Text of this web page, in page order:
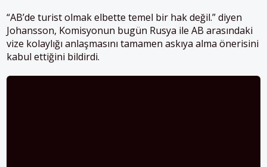
“AB’de turist olmak elbette temel bir hak değil.” diyen
Johansson, Komisyonun bugün Rusya ile AB arasındaki
vize kolaylığı anlaşmasını tamamen askıya alma önerisini
kabul ettiğini bildirdi.